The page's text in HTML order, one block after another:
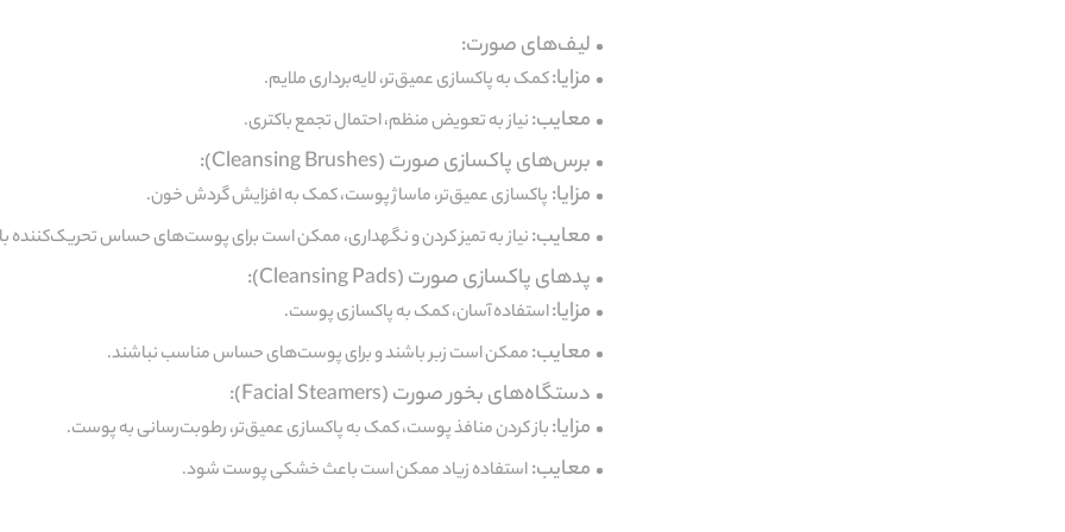
لیف‌های صورت:
مزایا:کمک به پاکسازی عمیق‌تر، لایه‌برداری ملایم.
معایب:نیاز به تعویض منظم، احتمال تجمع باکتری.
برس‌های پاکسازی صورت (Cleansing Brushes):
مزایا: پاکسازی عمیق‌تر، ماساژ پوست، کمک به افزایش گردش خون.
معایب:نیاز به تمیز کردن و نگهداری، ممکن است برای پوست‌های حساس تحریک‌کننده
پدهای پاکسازی صورت (Cleansing Pads):
مزایا:استفاده آسان، کمک به پاکسازی پوست.
معایب:ممکن است زبر باشند و برای پوست‌های حساس مناسب نباشند.
دستگاه‌های بخور صورت (Facial Steamers):
مزایا:باز کردن منافذ پوست، کمک به پاکسازی عمیق‌تر، رطوبت‌رسانی به پوست.
معایب:استفاده زیاد ممکن است باعث خشکی پوست شود.